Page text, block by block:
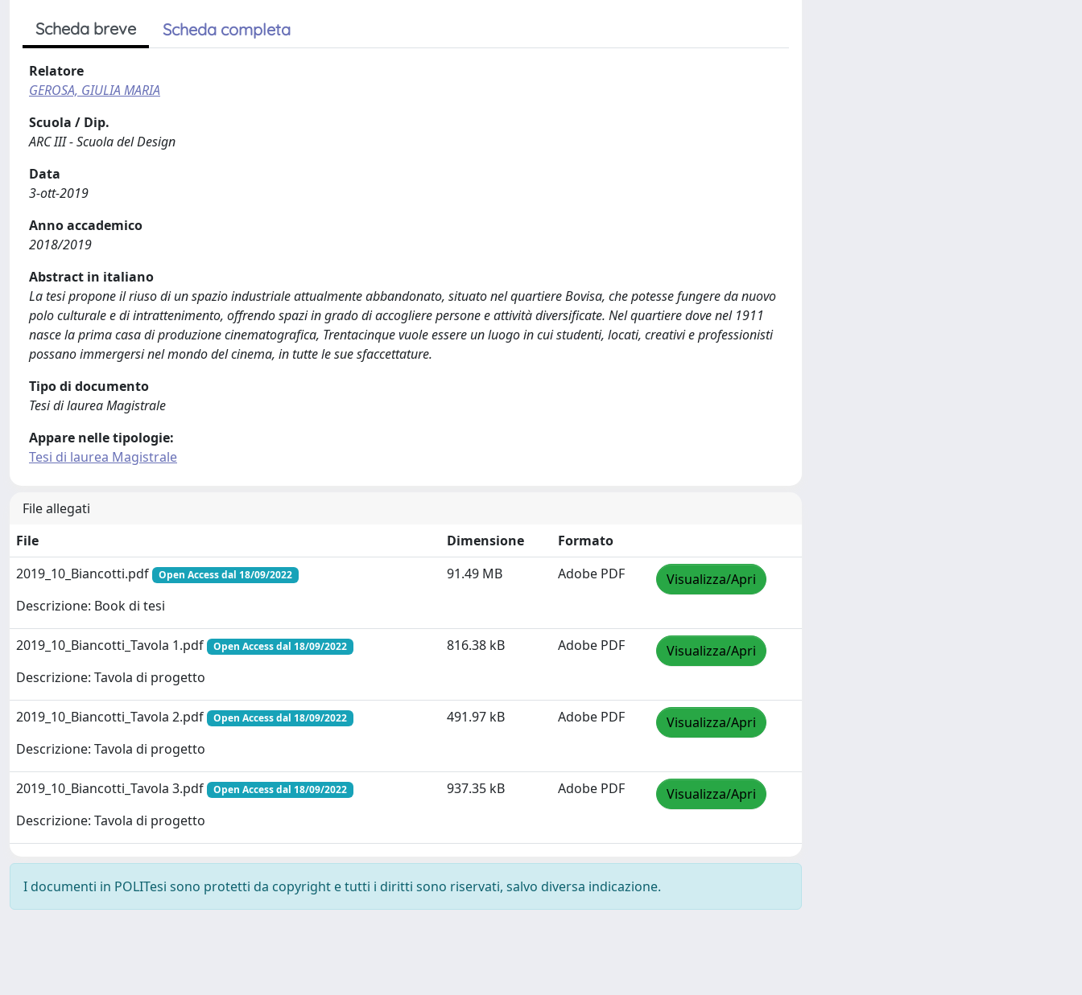
Scheda breve Scheda completa
Relatore
GEROSA, GIULIA MARIA
Scuola / Dip.
ARC III - Scuola del Design
Data
3-ott-2019
Anno accademico
2018/2019
Abstract in italiano
La tesi propone il riuso di un spazio industriale attualmente abbandonato, situato nel quartiere Bovisa, che potesse fungere da nuovo
polo culturale e di intrattenimento, offrendo spazi in grado di accogliere persone e attività diversificate. Nel quartiere dove nel 1911
nasce la prima casa di produzione cinematografica, Trentacinque vuole essere un luogo in cui studenti, locati, creativi e professionisti
possano immergersi nel mondo del cinema, in tutte le sue sfaccettature.
Tipo di documento
Tesi di laurea Magistrale
Appare nelle tipologie:
Tesi di laurea Magistrale
File allegati
File
Dimensione
Formato
2019_10_Biancotti.pdf
Open Access dal 18/09/2022
Descrizione: Book di tesi
91.49 MB Adobe PDF Visualizza/Apri
2019_10_Biancotti_Tavola 1.pdf Open Access dal 18/09/2022
Descrizione: Tavola di progetto
816.38 kB Adobe PDF Visualizza/Apri
2019_10_Biancotti_Tavola 2.pdf Open Access dal 18/09/2022
Descrizione: Tavola di progetto
491.97 kB Adobe PDF Visualizza/Apri
2019_10_Biancotti_Tavola 3.pdf Open Access dal 18/09/2022
Descrizione: Tavola di progetto
937.35 kB Adobe PDF Visualizza/Apri
I documenti in POLITesi sono protetti da copyright e tutti i diritti sono riservati, salvo diversa indicazione.